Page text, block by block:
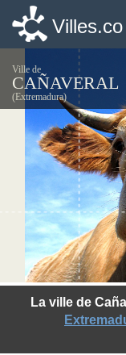
Villes.co
Ville de
CAÑAVERAL
(Extremadura)
La ville de
Villes.co